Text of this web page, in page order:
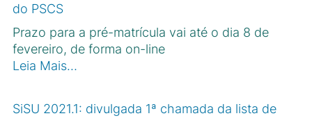
do PSCS
Prazo para a pré-matrícula vai até o dia 8 de
fevereiro, de forma on-line
Leia Mais…
SiSU 2021.1: divulgada 1ª chamada da lista de